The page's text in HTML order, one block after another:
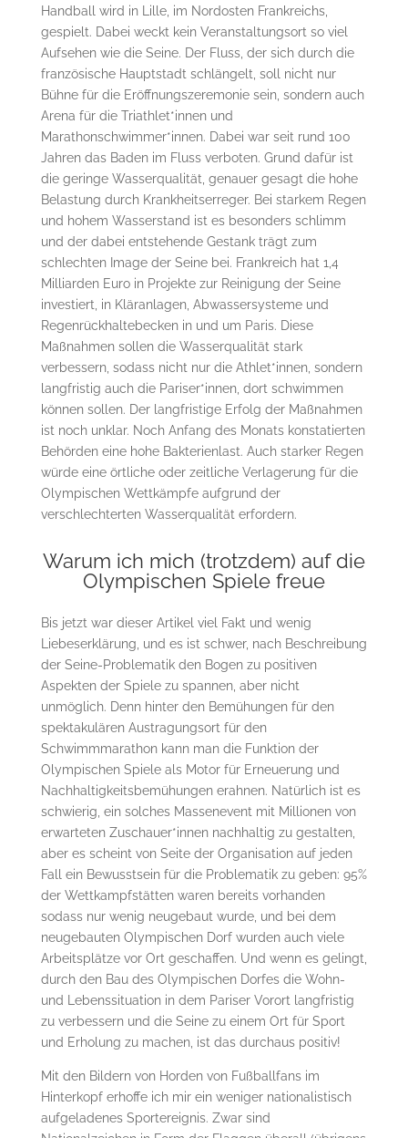
Handball wird in Lille, im Nordosten Frankreichs,
gespielt. Dabei weckt kein Veranstaltungsort so viel
Aufsehen wie die Seine. Der Fluss, der sich durch die
französische Hauptstadt schlängelt, soll nicht nur
Bühne für die Eröffnungszeremonie sein, sondern auch
Arena für die Triathlet*innen und
Marathonschwimmer*innen. Dabei war seit rund 100
Jahren das Baden im Fluss verboten. Grund dafür ist
die geringe Wasserqualität, genauer gesagt die hohe
Belastung durch Krankheitserreger. Bei starkem Regen
und hohem Wasserstand ist es besonders schlimm
und der dabei entstehende Gestank trägt zum
schlechten Image der Seine bei. Frankreich hat 1,4
Milliarden Euro in Projekte zur Reinigung der Seine
investiert, in Kläranlagen, Abwassersysteme und
Regenrückhaltebecken in und um Paris. Diese
Maßnahmen sollen die Wasserqualität stark
verbessern, sodass nicht nur die Athlet*innen, sondern
langfristig auch die Pariser*innen, dort schwimmen
können sollen. Der langfristige Erfolg der Maßnahmen
ist noch unklar. Noch Anfang des Monats konstatierten
Behörden eine hohe Bakterienlast. Auch starker Regen
würde eine örtliche oder zeitliche Verlagerung für die
Olympischen Wettkämpfe aufgrund der
verschlechterten Wasserqualität erfordern.
Warum ich mich (trotzdem) auf die
Olympischen Spiele freue
Bis jetzt war dieser Artikel viel Fakt und wenig
Liebeserklärung, und es ist schwer, nach Beschreibung
der Seine-Problematik den Bogen zu positiven
Aspekten der Spiele zu spannen, aber nicht
unmöglich. Denn hinter den Bemühungen für den
spektakulären Austragungsort für den
Schwimmmarathon kann man die Funktion der
Olympischen Spiele als Motor für Erneuerung und
Nachhaltigkeitsbemühungen erahnen. Natürlich ist es
schwierig, ein solches Massenevent mit Millionen von
erwarteten Zuschauer*innen nachhaltig zu gestalten,
aber es scheint von Seite der Organisation auf jeden
Fall ein Bewusstsein für die Problematik zu geben: 95%
der Wettkampfstätten waren bereits vorhanden
sodass nur wenig neugebaut wurde, und bei dem
neugebauten Olympischen Dorf wurden auch viele
Arbeitsplätze vor Ort geschaffen. Und wenn es gelingt,
durch den Bau des Olympischen Dorfes die Wohn-
und Lebenssituation in dem Pariser Vorort langfristig
zu verbessern und die Seine zu einem Ort für Sport
und Erholung zu machen, ist das durchaus positiv!
Mit den Bildern von Horden von Fußballfans im
Hinterkopf erhoffe ich mir ein weniger nationalistisch
aufgeladenes Sportereignis. Zwar sind